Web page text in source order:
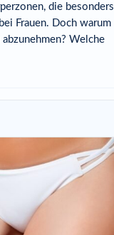
die besonders
Frauen. Doch warum
Welche